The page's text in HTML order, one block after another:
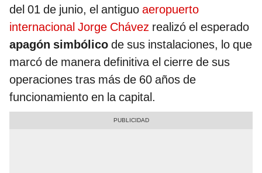
del 01 de junio, el antiguo aeropuerto
internacional Jorge Chávez realizó el esperado
apagón simbólico de sus instalaciones, lo que
marcó de manera definitiva el cierre de sus
operaciones tras más de 60 años de
funcionamiento en la capital.